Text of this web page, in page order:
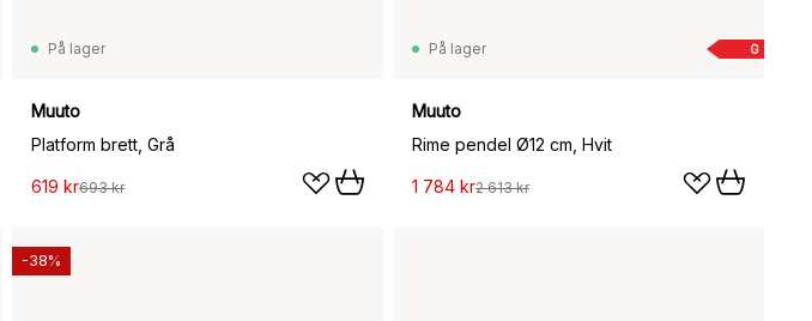
På lager
Muuto
Platform brett, Grå
619 kr693 kr
G
På lager
Muuto
Rime pendel Ø12 cm, Hvit
1 784 kr2 613 kr
-38%